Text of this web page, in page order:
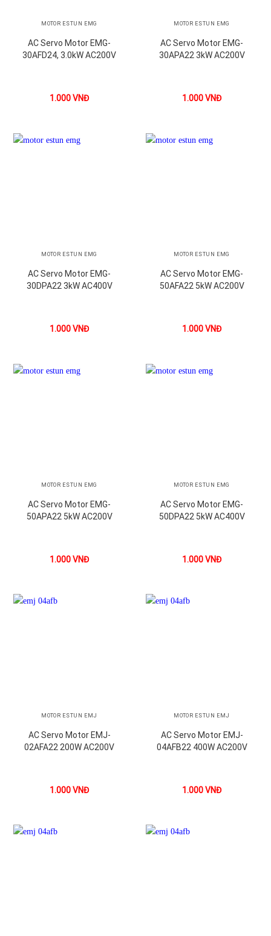
MOTOR ESTUN EMG
AC Servo Motor EMG-
30AFD24, 3.0kW AC200V
1.000VNĐ
MOTOR ESTUN EMG
AC Servo Motor EMG-
30APA22 3kW AC200V
1.000VNĐ
MOTOR ESTUN EMG
AC Servo Motor EMG-
30DPA22 3kW AC400V
1.000VNĐ
MOTOR ESTUN EMG
AC Servo Motor EMG-
50AFA22 5kW AC200V
1.000VNĐ
MOTOR ESTUN EMG
AC Servo Motor EMG-
50APA22 5kW AC200V
1.000VNĐ
MOTOR ESTUN EMG
AC Servo Motor EMG-
50DPA22 5kW AC400V
1.000VNĐ
MOTOR ESTUN EMJ
AC Servo Motor EMJ-
02AFA22 200W AC200V
1.000VNĐ
MOTOR ESTUN EMJ
AC Servo Motor EMJ-
04AFB22 400W AC200V
1.000VNĐ